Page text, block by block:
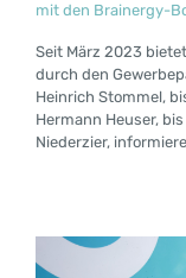
mit den Brainergy-
Seit März 2023
durch den
Heinrich Stommel,
Hermann Heuser,
Niederzier,